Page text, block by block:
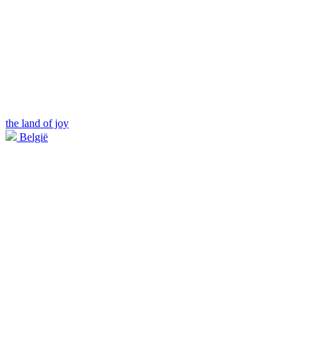
the land of joy
België